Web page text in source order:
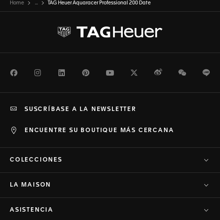
Home ... TAG Heuer Aquaracer Professional 200 Date
FacebookInstagramLinkedInPinterestYoutubeTwitterWeiboWeChat
ENCUENTRE SU BOUTIQUE MÁS CERCANA
SUSCRÍBASE A LA NEWSLETTER
COLECCIONES
LA MAISON
ASISTENCIA